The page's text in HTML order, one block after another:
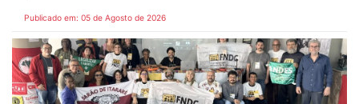
Publicado em: 05 de Agosto de 2026